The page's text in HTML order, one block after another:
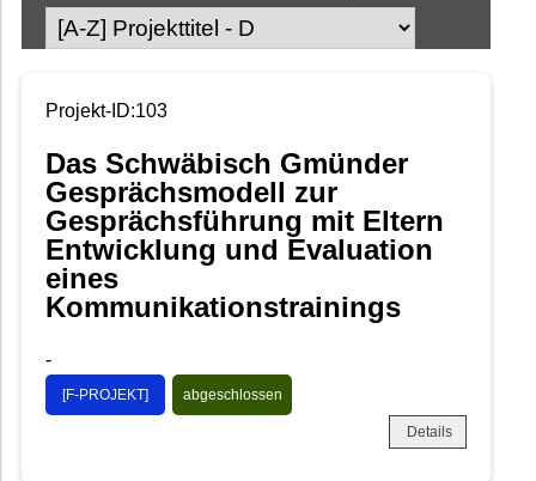
Projekt-ID:103
Das Schwäbisch Gmünder
Gesprächsmodell zur
Gesprächsführung mit Eltern
Entwicklung und Evaluation
eines
Kommunikationstrainings
-
[F-PROJEKT] abgeschlossen
Details